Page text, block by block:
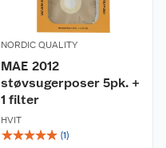
NORDIC QUALITY
MAE 2012
støvsugerposer 5pk. +
1 filter
HVIT
☆☆☆☆☆ (1)